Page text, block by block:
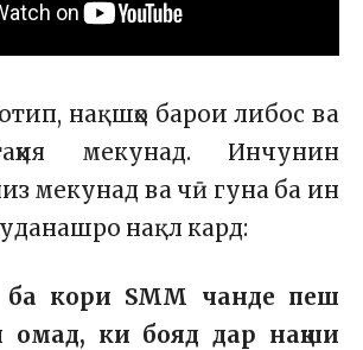
нақшҳо барои либос ва
мекунад. Инчунин
мекунад ва чӣ гуна ба ин
нақл кард:
кори SMM чанде пеш
омад, ки бояд дар нақши